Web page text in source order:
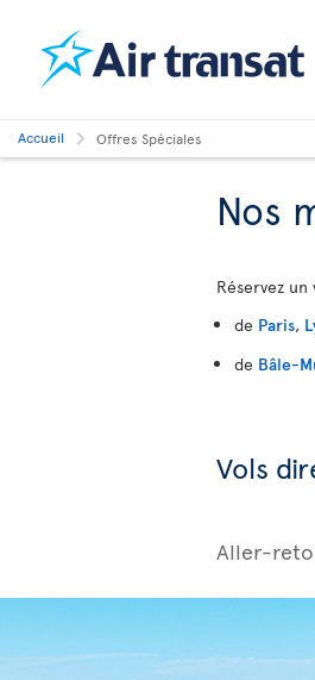
Accueil Offres Spéciales
Nos
Réservez
de Paris,
de Bâle-
Vols
Aller-